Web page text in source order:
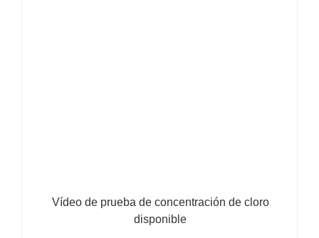
Vídeo de prueba de concentración de cloro
disponible